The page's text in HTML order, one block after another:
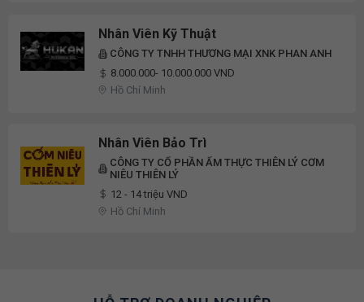
Nhân Viên Kỹ Thuật
CÔNG TY TNHH THƯƠNG MẠI XNK PHAN ANH
8.000.000- 10.000.000 VND
Hồ Chí Minh
Nhân Viên Bảo Trì
CÔNG TY CỔ PHẦN ẨM THỰC THIÊN LÝ CƠM
NIÊU THIÊN LÝ
12 - 14 triệu VND
Hồ Chí Minh